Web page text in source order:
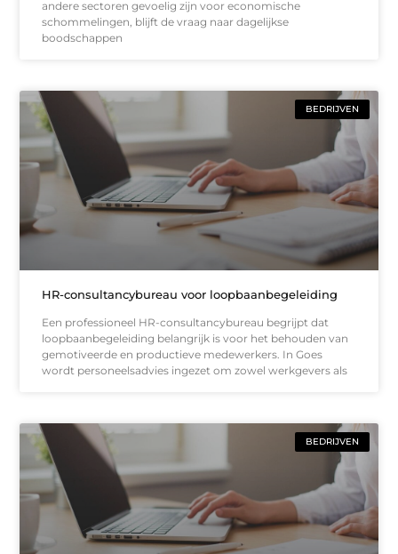
andere sectoren gevoelig zijn voor economische
schommelingen, blijft de vraag naar dagelijkse
boodschappen
BEDRIJVEN
HR-consultancybureau voor loopbaanbegeleiding
Een professioneel HR-consultancybureau begrijpt dat
loopbaanbegeleiding belangrijk is voor het behouden van
gemotiveerde en productieve medewerkers. In Goes
wordt personeelsadvies ingezet om zowel werkgevers als
BEDRIJVEN